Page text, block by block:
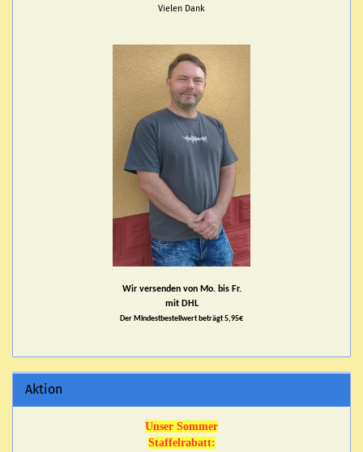
Vielen Dank
Wir versenden von Mo. bis Fr.
mit DHL
Der Mindestbestellwert beträgt 5,95€
Aktion
Unser Sommer
Staffelrabatt: